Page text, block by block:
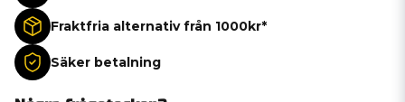
Fraktfria alternativ från 1000kr*
Säker betalning